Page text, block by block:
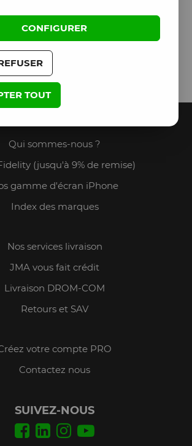
Qui sommes-nous ?
(jusqu'à 9% de remise)
gamme d'écran iPhone
Index des marques
Nos services livraison
JMA vous fait crédit
Livraison DROM-COM
Retours et SAV
votre compte PRO
Contactez nous
SUIVEZ-NOUS
CONFIGURER
TOUT